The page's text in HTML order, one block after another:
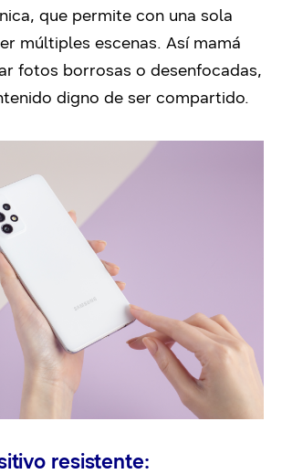
que permite con una sola
múltiples escenas. Así mamá
fotos borrosas o desenfocadas,
digno de ser compartido.
resistente: